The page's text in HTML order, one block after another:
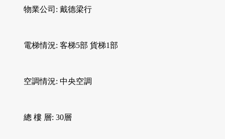
物業公司: 戴德梁行
電梯情況: 客梯5部 貨梯1部
空調情況: 中央空調
總 樓 層: 30層